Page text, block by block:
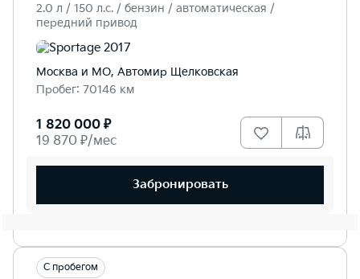
2.0 л / 150 л.c. / бензин / автоматическая /
передний привод
Москва и МО, Автомир Щелковская
Пробег: 70146 км
1 820 000 ₽
19 870 ₽/мес
Забронировать
С пробегом